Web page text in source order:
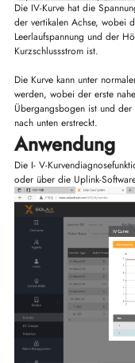
Die IV-Kurve hat die
der vertikalen Achse, wobei
Leerlaufspannung und der
Kurzschlussstrom ist.
Die Kurve kann unter
werden, wobei der erste
Übergangsbogen ist und
nach unten erstreckt.
Anwendung
Die I- V-
oder über die Uplink-